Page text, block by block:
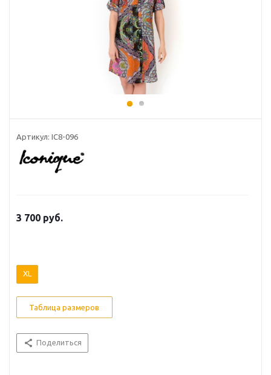
Артикул: IC8-096
3 700 руб.
XL
Таблица размеров
Поделиться